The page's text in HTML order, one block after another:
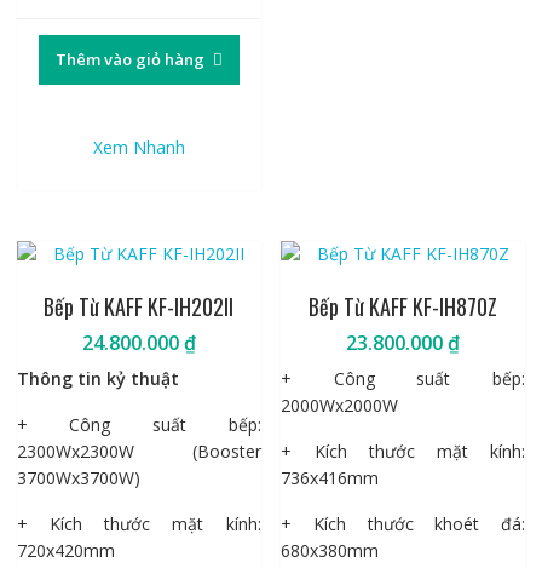
Thêm vào giỏ hàng
Xem Nhanh
Bếp Từ KAFF KF-IH202II
24.800.000₫
Thông tin kỷ thuật
+ Công suất bếp:
2300Wx2300W (Booster
3700Wx3700W)
+ Kích thước mặt kính:
720x420mm
Bếp Từ KAFF KF-IH870Z
23.800.000₫
+ Công suất bếp:
2000Wx2000W
+ Kích thước mặt kính:
736x416mm
+ Kích thước khoét đá:
680x380mm